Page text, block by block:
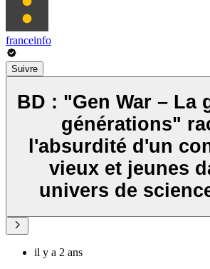
franceinfo
Suivre
BD : "Gen War – La
générations"
l'absurdité d'un
vieux et jeunes
univers de
il y a 2 ans